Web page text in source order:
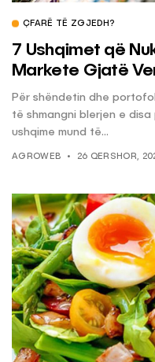
ÇFARË TË ZGJEDH?
7 Ushqimet që
Markete Gjatë
Për shëndetin dhe
të shmangni blerjen e
ushqime mund të...
AGROWEB 26 QERSHOR,